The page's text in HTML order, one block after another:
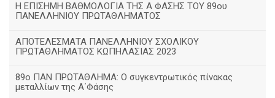
Η ΕΠΙΣΗΜΗ ΒΑΘΜΟΛΟΓΙΑ ΤΗΣ Α ΦΑΣΗΣ ΤΟΥ 89ου
ΠΑΝΕΛΛΗΝΙΟΥ ΠΡΩΤΑΘΛΗΜΑΤΟΣ
ΑΠΟΤΕΛΕΣΜΑΤΑ ΠΑΝΕΛΛΗΝΙΟΥ ΣΧΟΛΙΚΟΥ
ΠΡΩΤΑΘΛΗΜΑΤΟΣ ΚΩΠΗΛΑΣΙΑΣ 2023
89ο ΠΑΝ ΠΡΩΤΑΘΛΗΜΑ: Ο συγκεντρωτικός πίνακας
μεταλλίων της Α΄Φάσης